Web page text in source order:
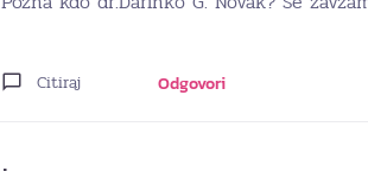
Citiraj Odgovori